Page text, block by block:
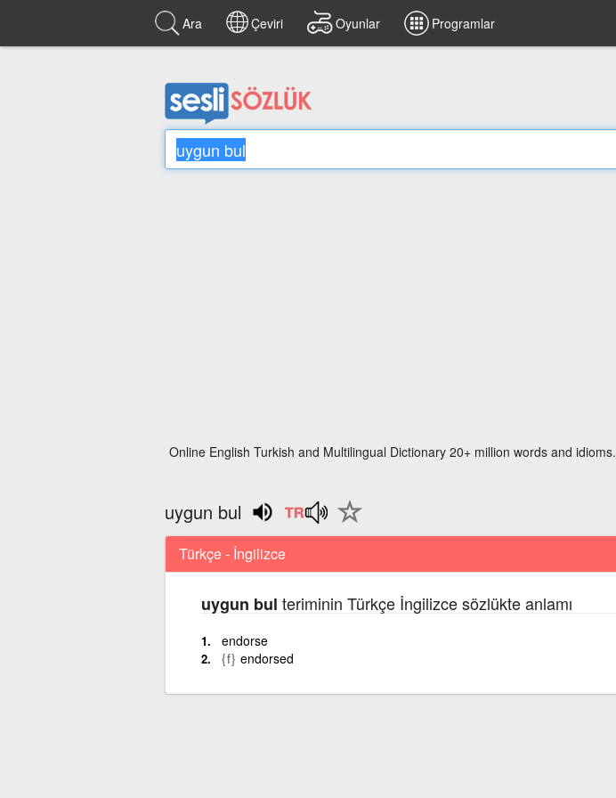
Ara Çeviri Oyunlar Programlar
Online English Turkish and Multilingual Dictionary 20+ million words and idioms.
uygun bul
Türkçe - İngilizce
uygun bul teriminin Türkçe İngilizce sözlükte anlamı
endorse
{f} endorsed